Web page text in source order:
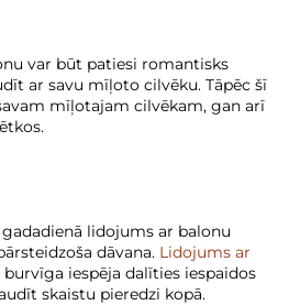
var būt patiesi romantisks
ar savu mīļoto cilvēku. Tāpēc šī
mīļotajam cilvēkam, gan arī
lidojums ar balonu
dāvana. Lidojums ar
burvīga iespēja dalīties iespaidos
skaistu pieredzi kopā.